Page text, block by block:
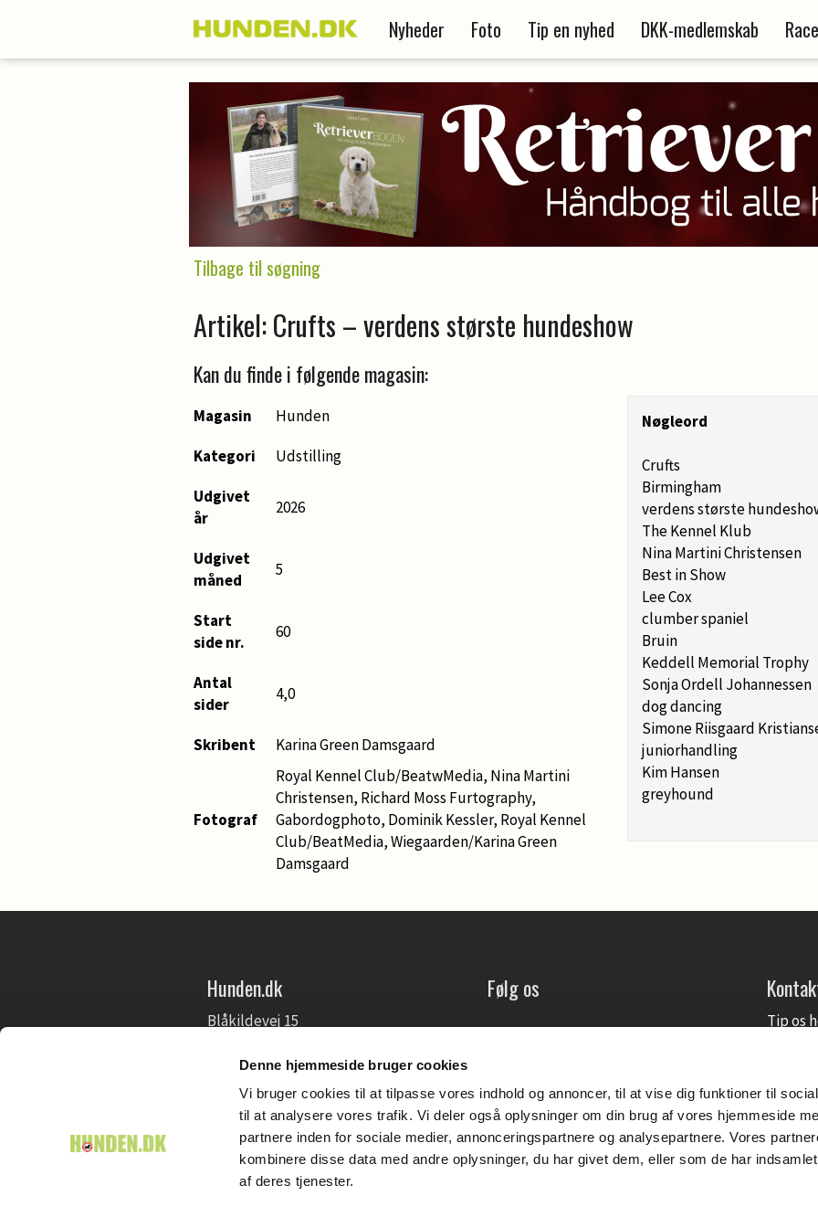
Denne hjemmeside bruger cookies
Vi bruger cookies til at tilpasse vores indhold og annoncer, til at vise dig funktioner til
til at analysere vores trafik. Vi deler også oplysninger om din brug af vores hjemmeside
partnere inden for sociale medier, annonceringspartnere og analysepartnere. Vores
kombinere disse data med andre oplysninger, du har givet dem, eller som de har
af deres tjenester.
Nyheder Foto Tip en nyhed DKK-medlemskab
Tilbage til søgning
Artikel: Crufts – verdens største hundeshow
Kan du finde i følgende magasin:
Magasin
Hunden
Kategori
Udstilling
Udgivet
år
2026
Udgivet
måned
5
Start
side nr.
60
Antal
sider
4,0
Skribent Karina Green Damsgaard
Fotograf
Royal Kennel Club/BeatwMedia, Nina Martini
Christensen, Richard Moss Furtography,
Gabordogphoto, Dominik Kessler, Royal Kennel
Club/BeatMedia, Wiegaarden/Karina Green
Damsgaard
Nøgleord
Crufts
Birmingham
verdens største
The Kennel Klub
Nina Martini Christensen
Best in Show
Lee Cox
clumber spaniel
Bruin
Keddell Memorial Trophy
Sonja Ordell Johannessen
dog dancing
Simone Riisgaard
juniorhandling
Kim Hansen
greyhound
Hunden.dk
Blåkildevej 15
+45 98 51 20 66
Mediehuset@wiegaarden.dk
Følg os
Tip os